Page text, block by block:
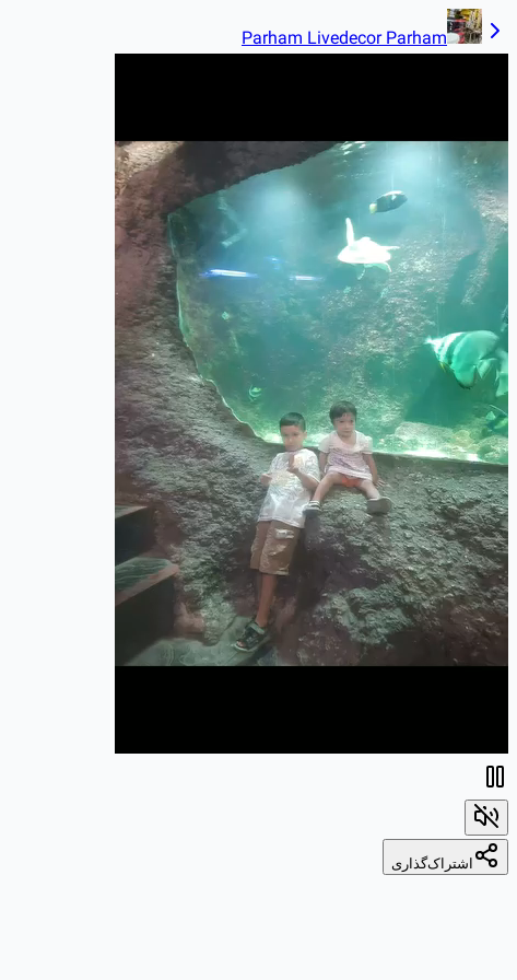
Parham Livedecor Parham
اشتراک‌گذاری